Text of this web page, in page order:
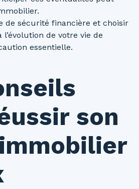
de sécurité financière et choisir
de votre vie de
essentielle.
son